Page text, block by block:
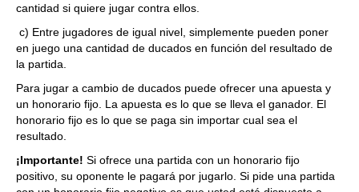
cantidad si quiere jugar contra ellos.
c) Entre jugadores de igual nivel, simplemente pueden poner
en juego una cantidad de ducados en función del resultado de
la partida.
Para jugar a cambio de ducados puede ofrecer una apuesta y
un honorario fijo. La apuesta es lo que se lleva el ganador. El
honorario fijo es lo que se paga sin importar cual sea el
resultado.
¡Importante! Si ofrece una partida con un honorario fijo
positivo, su oponente le pagará por jugarlo. Si pide una partida